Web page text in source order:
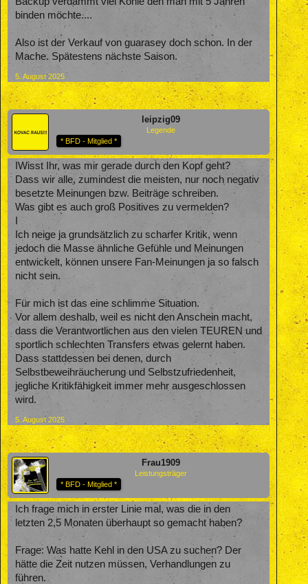
binden möchte....
Also ist der Verkauf von guarasey doch schon. In der
Mache. Spätestens nächste Saison.
5. August 2025
leipzig09
Legende
* BFD - Mitglied *
IWisst Ihr, was mir gerade durch den Kopf geht?
Dass wir alle, zumindest die meisten, nur noch negativ
besetzte Meinungen bzw. Beiträge schreiben.
Was gibt es auch groß Positives zu vermelden?
Ich neige ja grundsätzlich zu scharfer Kritik, wenn
jedoch die Masse ähnliche Gefühle und Meinungen
entwickelt, können unsere Fan-Meinungen ja so falsch
nicht sein.
Für mich ist das eine schlimme Situation.
Vor allem deshalb, weil es nicht den Anschein macht,
dass die Verantwortlichen aus den vielen TEUREN und
sportlich schlechten Transfers etwas gelernt haben.
Dass stattdessen bei denen, durch
Selbstbeweihräucherung und Selbstzufriedenheit,
jegliche Kritikfähigkeit immer mehr ausgeschlossen
wird.
5. August 2025
Frau1909
Leistungsträger
* BFD - Mitglied *
Ich frage mich in erster Linie mal, was die in den
letzten 2,5 Monaten überhaupt so gemacht haben?
Frage: Was hatte Kehl in den USA zu suchen? Der
hätte die Zeit nutzen müssen, Verhandlungen zu
führen.